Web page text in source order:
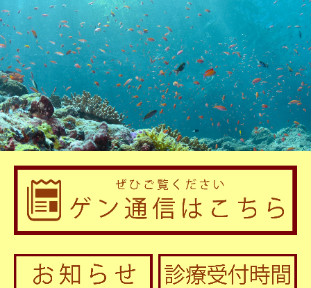
子宮内膜症について
アトピーについて
不安障害について
産婦人科漢方治療について
アクセス